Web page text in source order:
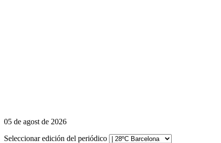
05 de agost de 2026
Seleccionar edición del periódico